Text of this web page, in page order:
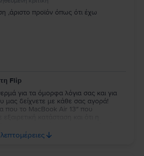
,άριστο προϊόν όπως ότι έχω
Flip
για τα όμορφα λόγια σας και για
μας δείχνετε με κάθε σας αγορά!
που το MacBook Air 13″ που
προτίμηση είναι η μεγαλύτερη
ομάδα μας. Θα χαρούμε να σας